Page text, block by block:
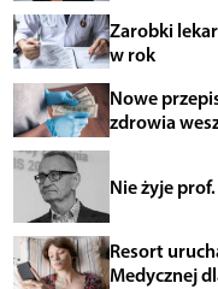
Zarobki
w rok
Nowe
zdrowia
Nie żyje
Resort
Medycznej